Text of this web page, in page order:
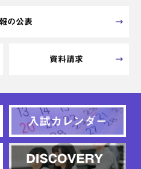
の公表
資料請求